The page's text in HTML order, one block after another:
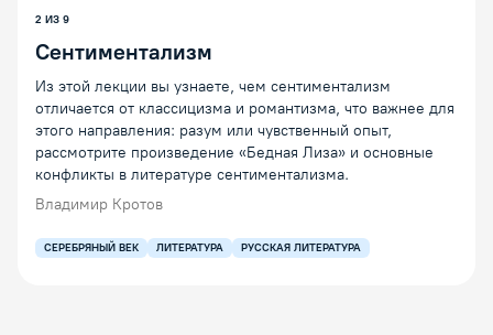
2 ИЗ 9
Сентиментализм
Из этой лекции вы узнаете, чем сентиментализм
отличается от классицизма и романтизма, что важнее для
этого направления: разум или чувственный опыт,
рассмотрите произведение «Бедная Лиза» и основные
конфликты в литературе сентиментализма.
Владимир Кротов
СЕРЕБРЯНЫЙ ВЕК ЛИТЕРАТУРА РУССКАЯ ЛИТЕРАТУРА